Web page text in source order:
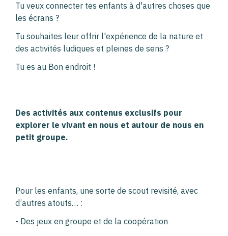
Tu veux connecter tes enfants à d'autres choses que
les écrans ?
Tu souhaites leur offrir l'expérience de la nature et
des activités ludiques et pleines de sens ?
Tu es au Bon endroit !
Des activités aux contenus exclusifs pour
explorer le vivant en nous et autour de nous en
petit groupe.
Pour les enfants, une sorte de scout revisité, avec
d’autres atouts… :
- Des jeux en groupe et de la coopération